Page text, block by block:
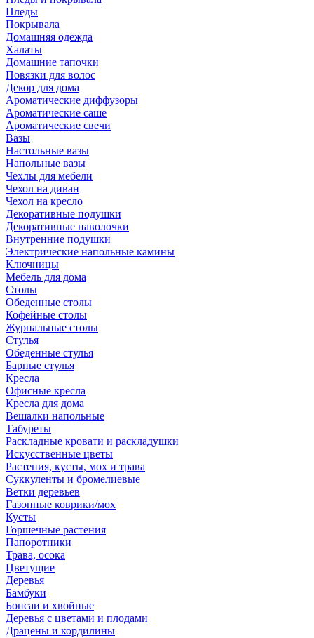
Пледы
Покрывала
Домашняя одежда
Халаты
Домашние тапочки
Повязки для волос
Декор для дома
Ароматические диффузоры
Ароматические саше
Ароматические свечи
Вазы
Настольные вазы
Напольные вазы
Чехлы для мебели
Чехол на диван
Чехол на кресло
Декоративные подушки
Декоративные наволочки
Внутренние подушки
Электрические напольные камины
Ключницы
Мебель для дома
Столы
Обеденные столы
Кофейные столы
Журнальные столы
Стулья
Обеденные стулья
Барные стулья
Кресла
Офисные кресла
Кресла для дома
Вешалки напольные
Табуреты
Раскладные кровати и раскладушки
Искусственные цветы
Растения, кусты, мох и трава
Суккуленты и бромелиевые
Ветки деревьев
Газонные коврики/мох
Кусты
Горшечные растения
Папоротники
Трава, осока
Цветущие
Деревья
Бамбуки
Бонсаи и хвойные
Деревья с цветами и плодами
Драцены и кордилины